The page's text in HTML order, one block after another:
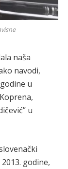
naša
navodi,
u
u
godine,